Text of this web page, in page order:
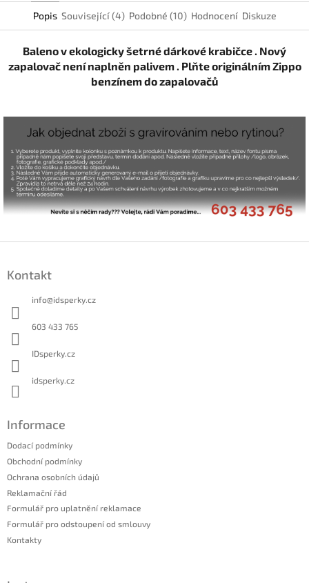
Popis Související (4) Podobné (10) Hodnocení Diskuze
Baleno v ekologicky šetrné dárkové krabičce . Nový
zapalovač není naplněn palivem . Plňte originálním Zippo
benzínem do zapalovačů
Kontakt
info@idsperky.cz
603 433 765
IDsperky.cz
idsperky.cz
Informace
Dodací podmínky
Obchodní podmínky
Ochrana osobních údajů
Reklamační řád
Formulář pro uplatnění reklamace
Formulář pro odstoupení od smlouvy
Kontakty